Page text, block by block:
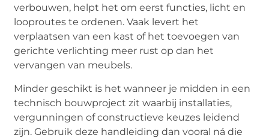
verbouwen, helpt het om eerst functies, licht en
looproutes te ordenen. Vaak levert het
verplaatsen van een kast of het toevoegen van
gerichte verlichting meer rust op dan het
vervangen van meubels.
Minder geschikt is het wanneer je midden in een
technisch bouwproject zit waarbij installaties,
vergunningen of constructieve keuzes leidend
zijn. Gebruik deze handleiding dan vooral ná die